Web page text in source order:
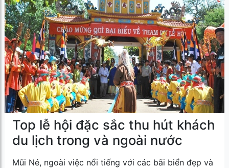
Top lễ hội đặc sắc thu hút khách
du lịch trong và ngoài nước
Mũi Né, ngoài việc nổi tiếng với các bãi biển đẹp và